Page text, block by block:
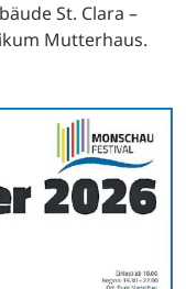
St. Clara –
Mutterhaus.